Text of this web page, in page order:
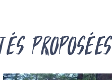
proposées